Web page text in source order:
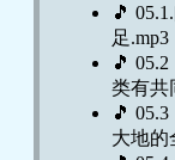
🎵
足.mp3
🎵
类有共
🎵
大地的